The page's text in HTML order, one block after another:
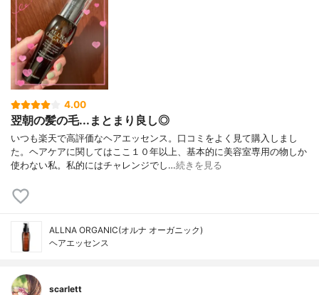
4.00
翌朝の髪の毛...まとまり良し◎
いつも楽天で高評価なヘアエッセンス。口コミをよく見て購入しまし
た。ヘアケアに関してはここ１０年以上、基本的に美容室専用の物しか
使わない私。私的にはチャレンジでし…続きを見る
ALLNA ORGANIC(オルナ オーガニック)
ヘアエッセンス
scarlett